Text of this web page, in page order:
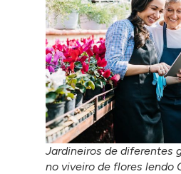
Jardineiros de diferentes
no viveiro de flores lendo